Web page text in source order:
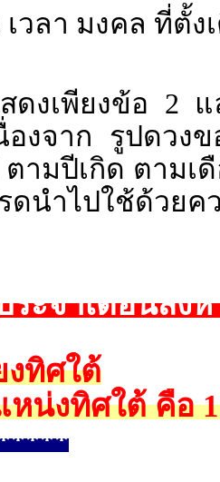
วลา มงคล ที่ตั้ง
ดงเพียงข้อ 2
องจาก รูปดวง
ามปีเกิด ตามเ
ดนำไปใช้ด้วยค
ระจำเดือนสิง
งทิศใต้
น่งทิศใต้ คือ